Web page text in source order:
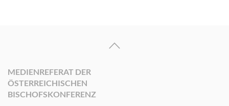
MEDIENREFERAT DER
ÖSTERREICHISCHEN
BISCHOFSKONFERENZ